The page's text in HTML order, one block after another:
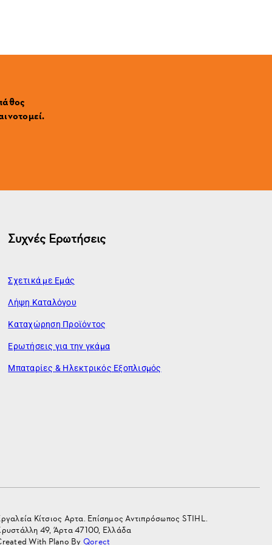
Συχνές Ερωτήσεις
Σχετικά με Εμάς
Λήψη Καταλόγου
Καταχώρηση Προϊόντος
Ερωτήσεις για την γκάμα
Μπαταρίες & Ηλεκτρικός Εξοπλισμός
Κίτσιος Αρτα. Επίσημος Αντιπρόσωπος STIHL.
49, Άρτα 47100, Ελλάδα
With Plano By Qorect